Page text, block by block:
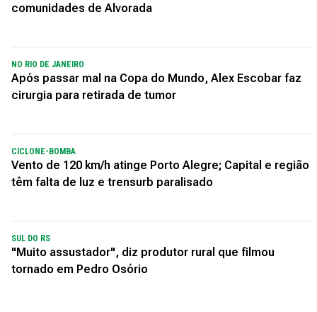
comunidades de Alvorada
NO RIO DE JANEIRO
Após passar mal na Copa do Mundo, Alex Escobar faz
cirurgia para retirada de tumor
CICLONE-BOMBA
Vento de 120 km/h atinge Porto Alegre; Capital e região
têm falta de luz e trensurb paralisado
SUL DO RS
"Muito assustador", diz produtor rural que filmou
tornado em Pedro Osório